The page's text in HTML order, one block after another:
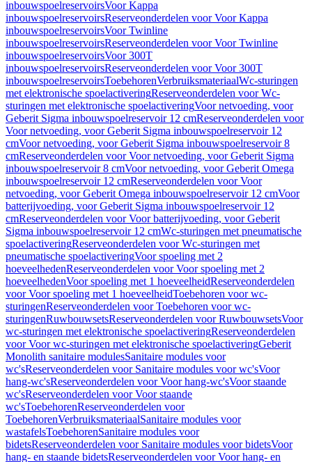
inbouwspoelreservoirsVoor Kappa
inbouwspoelreservoirsReserveonderdelen voor Voor Kappa
inbouwspoelreservoirsVoor Twinline
inbouwspoelreservoirsReserveonderdelen voor Voor Twinline
inbouwspoelreservoirsVoor 300T
inbouwspoelreservoirsReserveonderdelen voor Voor 300T
inbouwspoelreservoirsToebehorenVerbruiksmateriaalWc-sturingen
met elektronische spoelactiveringReserveonderdelen voor Wc-
sturingen met elektronische spoelactiveringVoor netvoeding, voor
Geberit Sigma inbouwspoelreservoir 12 cmReserveonderdelen voor
Voor netvoeding, voor Geberit Sigma inbouwspoelreservoir 12
cmVoor netvoeding, voor Geberit Sigma inbouwspoelreservoir 8
cmReserveonderdelen voor Voor netvoeding, voor Geberit Sigma
inbouwspoelreservoir 8 cmVoor netvoeding, voor Geberit Omega
inbouwspoelreservoir 12 cmReserveonderdelen voor Voor
netvoeding, voor Geberit Omega inbouwspoelreservoir 12 cmVoor
batterijvoeding, voor Geberit Sigma inbouwspoelreservoir 12
cmReserveonderdelen voor Voor batterijvoeding, voor Geberit
Sigma inbouwspoelreservoir 12 cmWc-sturingen met pneumatische
spoelactiveringReserveonderdelen voor Wc-sturingen met
pneumatische spoelactiveringVoor spoeling met 2
hoeveelhedenReserveonderdelen voor Voor spoeling met 2
hoeveelhedenVoor spoeling met 1 hoeveelheidReserveonderdelen
voor Voor spoeling met 1 hoeveelheidToebehoren voor wc-
sturingenReserveonderdelen voor Toebehoren voor wc-
sturingenRuwbouwsetsReserveonderdelen voor RuwbouwsetsVoor
wc-sturingen met elektronische spoelactiveringReserveonderdelen
voor Voor wc-sturingen met elektronische spoelactiveringGeberit
Monolith sanitaire modulesSanitaire modules voor
wc'sReserveonderdelen voor Sanitaire modules voor wc'sVoor
hang-wc'sReserveonderdelen voor Voor hang-wc'sVoor staande
wc'sReserveonderdelen voor Voor staande
wc'sToebehorenReserveonderdelen voor
ToebehorenVerbruiksmateriaalSanitaire modules voor
wastafelsToebehorenSanitaire modules voor
bidetsReserveonderdelen voor Sanitaire modules voor bidetsVoor
hang- en staande bidetsReserveonderdelen voor Voor hang- en